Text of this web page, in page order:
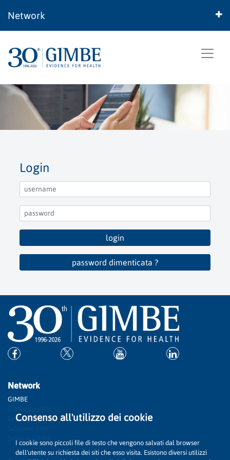
Network
Login
login
password dimenticata ?
Network
GIMBE
Evidence
Sostieni GIMBE
Consenso all'utilizzo dei cookie
I cookie sono piccoli file di testo che vengono salvati dal browser
dell'utente su richiesta dei siti che esso visita. Esistono diversi utilizzi